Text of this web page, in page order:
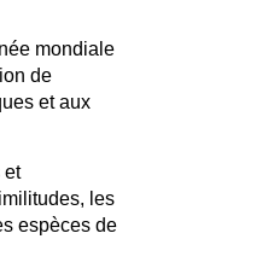
mondiale
de
et aux
et
les
espèces de